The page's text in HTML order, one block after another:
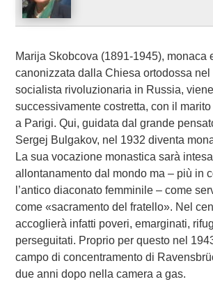
Marija Skobcova (1891-1945), monaca
canonizzata dalla Chiesa ortodossa nel
socialista rivoluzionaria in Russia, viene
successivamente costretta, con il
a Parigi. Qui, guidata dal grande
Sergej Bulgakov, nel 1932 diventa
La sua vocazione monastica sarà
allontanamento dal mondo ma – più in
l’antico diaconato femminile – come
come «sacramento del fratello». Nel
accoglierà infatti poveri, emarginati,
perseguitati. Proprio per questo nel
campo di concentramento di
due anni dopo nella camera a gas.